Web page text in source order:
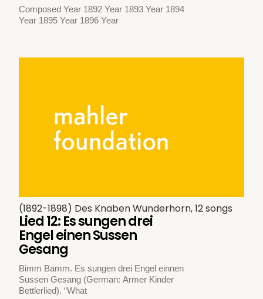
Composed Year 1892 Year 1893 Year 1894
Year 1895 Year 1896 Year
(1892-1898) Des Knaben Wunderhorn, 12 songs
Lied 12: Es sungen drei
Engel einen Sussen
Gesang
Bimm Bamm. Es sungen drei Engel einnen
Sussen Gesang (German: Armer Kinder
Bettlerlied). “What